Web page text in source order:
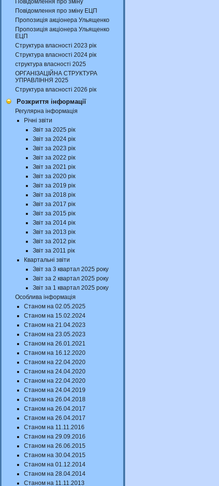
Повідомлення про зміну
Повідомлення про зміну ЕЦП
Пропозиція акціонера Ульященко
Пропозиція акціонера Ульященко
ЕЦП
Структура власності 2023 рік
Структура власності 2024 рік
структура власності 2025
ОРГАНІЗАЦІЙНА СТРУКТУРА
УПРАВЛІННЯ 2025
Структура власності 2026 рік
Розкриття інформації
Регулярна інформація
Річні звіти
Звіт за 2025 рік
Звіт за 2024 рік
Звіт за 2023 рік
Звіт за 2022 рік
Звіт за 2021 рік
Звіт за 2020 рік
Звіт за 2019 рік
Звіт за 2018 рік
Звіт за 2017 рік
Звіт за 2015 рік
Звіт за 2014 рік
Звіт за 2013 рік
Звіт за 2012 рік
Звіт за 2011 рік
Квартальні звіти
Звіт за 3 квартал 2025 року
Звіт за 2 квартал 2025 року
Звіт за 1 квартал 2025 року
Особлива інформація
Станом на 02.05.2025
Станом на 15.02.2024
Станом на 21.04.2023
Станом на 23.05.2023
Станом на 26.01.2021
Станом на 16.12.2020
Станом на 22.04.2020
Станом на 24.04.2020
Станом на 22.04.2020
Станом на 24.04.2019
Станом на 26.04.2018
Станом на 26.04.2017
Станом на 26.04.2017
Станом на 11.11.2016
Станом на 29.09.2016
Станом на 26.06.2015
Станом на 30.04.2015
Станом на 01.12.2014
Станом на 28.04.2014
Станом на 11.11.2013